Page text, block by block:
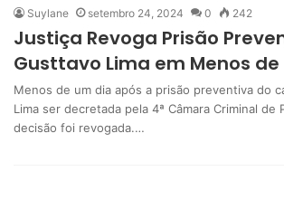
Suylane setembro 24, 2024 0 242
Justiça Revoga Prisão
Gusttavo Lima em Menos de
Menos de um dia após a prisão preventiva do
Lima ser decretada pela 4ª Câmara Criminal de
decisão foi revogada.…